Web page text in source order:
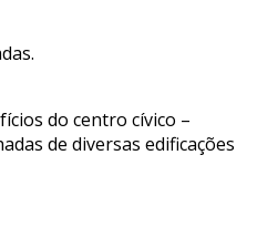
do centro cívico –
de diversas edificações